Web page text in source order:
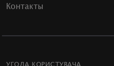
Контакты
УГОДА КОРИСТУВАЧА